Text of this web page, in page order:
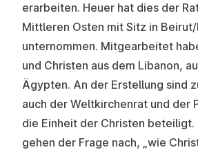
erarbeiten. Heuer hat dies der
Mittleren Osten mit Sitz in
unternommen. Mitgearbeitet
und Christen aus dem Libanon,
Ägypten. An der Erstellung sind
auch der Weltkirchenrat und der
die Einheit der Christen beteiligt.
gehen der Frage nach, „wie